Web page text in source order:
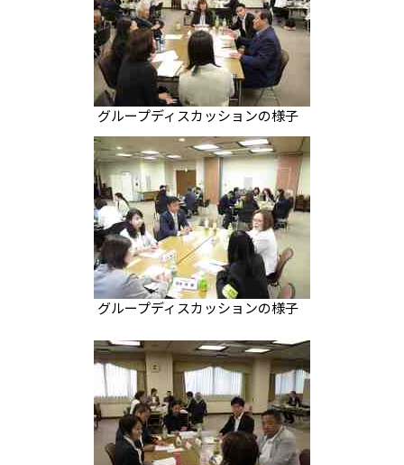
グループディスカッションの様子
グループディスカッションの様子